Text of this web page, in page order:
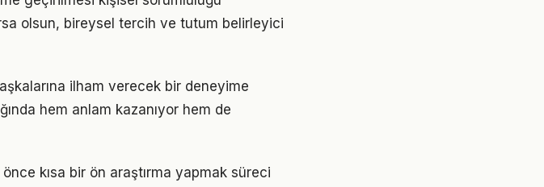
olsun, bireysel tercih ve tutum belirleyici
ilham verecek bir deneyime
hem anlam kazanıyor hem de
kısa bir ön araştırma yapmak süreci